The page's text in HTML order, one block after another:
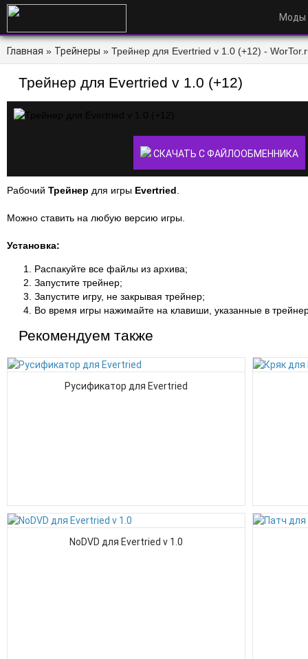
Моды
Главная » Трейнеры » Трейнер для Evertried v 1.0 (+12) -
Трейнер для Evertried v 1.0 (+12)
СКАЧАТЬ С ФАЙЛООБМЕННИКА
Рабочий Трейнер для игры Evertried
Можно ставить на любую версию игры.
Установка:
Распакуйте все файлы из архива;
Запустите трейнер;
Запустите игру, не закрывая трейнер;
Во время игры нажимайте на клавиши, указанные в
Рекомендуем также
Русификатор для Evertried
NoDVD для Evertried v 1.0